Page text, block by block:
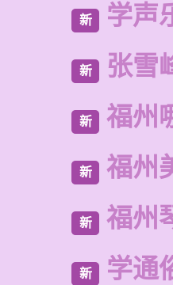
新 学声
新 张雪
新 福州
新 福州
新 福州
新 学通